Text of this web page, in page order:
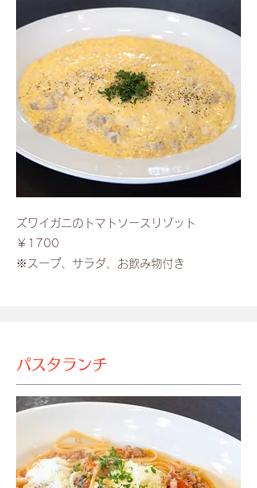
​ズワイガニのトマトソースリゾット
￥1700
​※スープ、サラダ、お飲み物付き
パスタランチ